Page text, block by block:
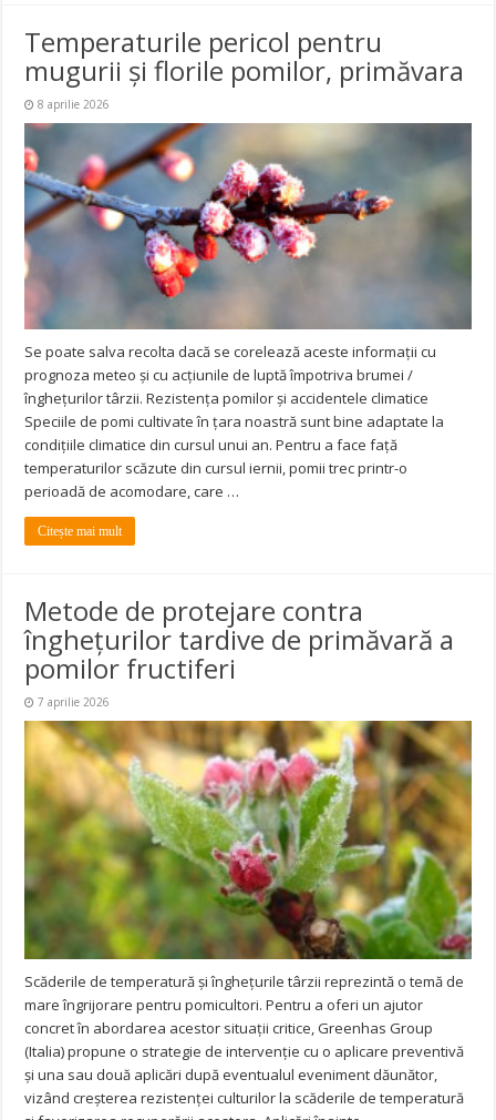
Temperaturile pericol pentru
mugurii și florile pomilor, primăvara
8 aprilie 2026
Se poate salva recolta dacă se corelează aceste informații cu
prognoza meteo și cu acțiunile de luptă împotriva brumei /
înghețurilor târzii. Rezistenţa pomilor şi accidentele climatice
Speciile de pomi cultivate în ţara noastră sunt bine adaptate la
condiţiile climatice din cursul unui an. Pentru a face faţă
temperaturilor scăzute din cursul iernii, pomii trec printr-o
perioadă de acomodare, care …
Citește mai mult
Metode de protejare contra
înghețurilor tardive de primăvară a
pomilor fructiferi
7 aprilie 2026
Scăderile de temperatură și înghețurile târzii reprezintă o temă de
mare îngrijorare pentru pomicultori. Pentru a oferi un ajutor
concret în abordarea acestor situații critice, Greenhas Group
(Italia) propune o strategie de intervenție cu o aplicare preventivă
și una sau două aplicări după eventualul eveniment dăunător,
vizând creșterea rezistenței culturilor la scăderile de temperatură